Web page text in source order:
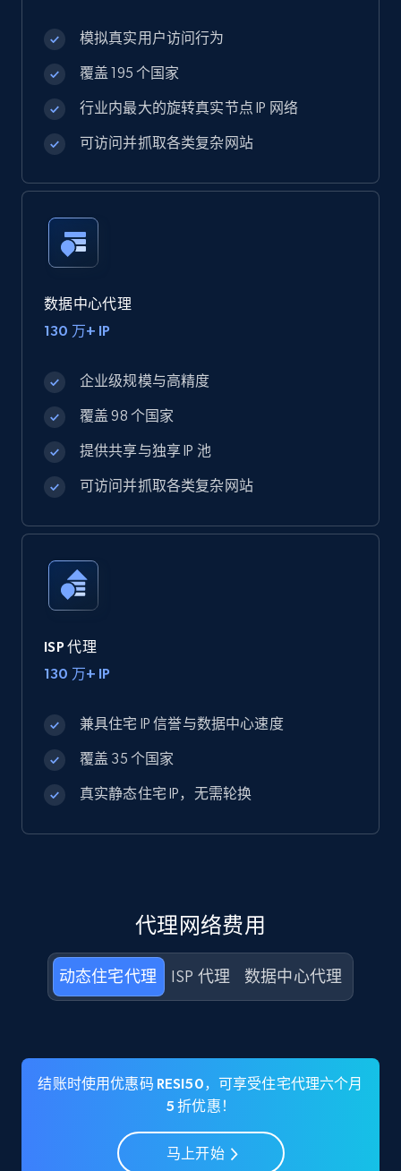
模拟真实用户访问行为
覆盖 195 个国家
行业内最大的旋转真实节点 IP 网络
可访问并抓取各类复杂网站
数据中心代理
130 万+ IP
企业级规模与高精度
覆盖 98 个国家
提供共享与独享 IP 池
可访问并抓取各类复杂网站
ISP 代理
130 万+ IP
兼具住宅 IP 信誉与数据中心速度
覆盖 35 个国家
真实静态住宅 IP，无需轮换
代理网络费用
动态住宅代理 ISP 代理 数据中心代理
结账时使用优惠码 RESI50，可享受住宅代理六个月
5 折优惠！
马上开始